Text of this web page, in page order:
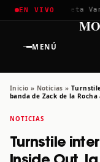
EN VIVO
2026 ✱Greta Van
MENÚ
Inicio » Noticias »
banda de Zack de la
NOTICIAS
Turnstile